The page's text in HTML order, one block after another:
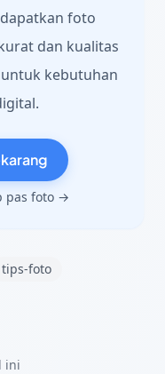
foto
dan kualitas
kebutuhan
pas foto →
tips-foto
ini